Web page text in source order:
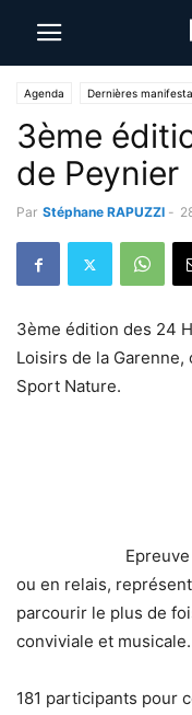
Agenda Dernières
3ème
de Peynier
Par Stéphane RAPUZZI -
3ème édition des 24
Loisirs de la Garenne,
Sport Nature.
ou en relais,
parcourir le plus de
conviviale et musicale.
181 participants pour